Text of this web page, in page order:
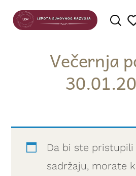
Večernja
Da bi ste
sadržaju, morate